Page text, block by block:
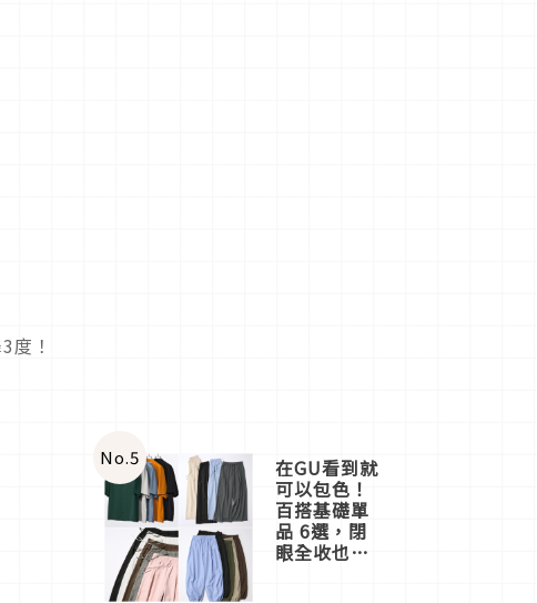
度！
No.5 在GU看到就
可以包色！
百搭基礎單
品 6選，閉
眼全收也不